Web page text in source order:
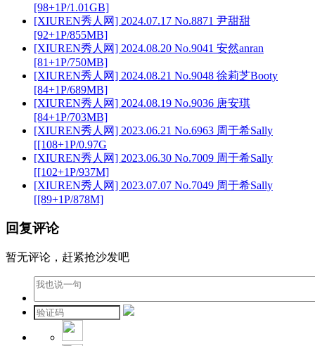
[98+1P/1.01GB]
[XIUREN秀人网] 2024.07.17 No.8871 尹甜甜
[92+1P/855MB]
[XIUREN秀人网] 2024.08.20 No.9041 安然anran
[81+1P/750MB]
[XIUREN秀人网] 2024.08.21 No.9048 徐莉芝Booty
[84+1P/689MB]
[XIUREN秀人网] 2024.08.19 No.9036 唐安琪
[84+1P/703MB]
[XIUREN秀人网] 2023.06.21 No.6963 周于希Sally
[[108+1P/0.97G
[XIUREN秀人网] 2023.06.30 No.7009 周于希Sally
[[102+1P/937M]
[XIUREN秀人网] 2023.07.07 No.7049 周于希Sally
[[89+1P/878M]
回复评论
暂无评论，赶紧抢沙发吧